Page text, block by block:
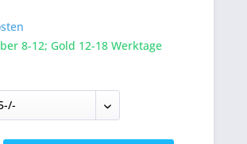
8-12; Gold 12-18 Werktage